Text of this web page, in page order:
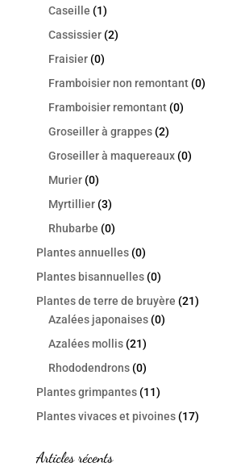
Caseille (1)
Cassissier (2)
Fraisier (0)
Framboisier non remontant (0)
Framboisier remontant (0)
Groseiller à grappes (2)
Groseiller à maquereaux (0)
Murier (0)
Myrtillier (3)
Rhubarbe (0)
Plantes annuelles (0)
Plantes bisannuelles (0)
Plantes de terre de bruyère (21)
Azalées japonaises (0)
Azalées mollis (21)
Rhododendrons (0)
Plantes grimpantes (11)
Plantes vivaces et pivoines (17)
Articles récents